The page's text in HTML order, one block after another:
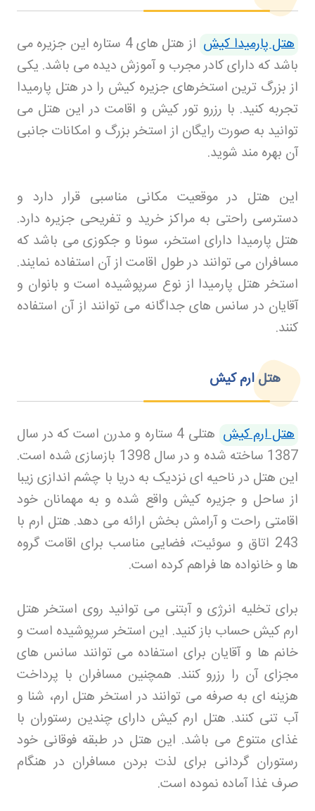
هتل پارمیدا کیش
از هتل های 4 ستاره این جزیره می
باشد که دارای کادر مجرب و آموزش دیده می باشد. یکی
از بزرگ ترین استخرهای جزیره کیش را در هتل پارمیدا
تجربه کنید. با رزرو تور کیش و اقامت در این هتل می
توانید به صورت رایگان از استخر بزرگ و امکانات جانبی
آن بهره مند شوید.
این هتل در موقعیت مکانی مناسبی قرار دارد و
دسترسی راحتی به مراکز خرید و تفریحی جزیره دارد.
هتل پارمیدا دارای استخر، سونا و جکوزی می باشد که
مسافران می توانند در طول اقامت از آن استفاده نمایند.
استخر هتل پارمیدا از نوع سرپوشیده است و بانوان و
آقایان در سانس های جداگانه می توانند از آن استفاده
کنند.
هتل ارم کیش
هتل ارم کیش
هتلی 4 ستاره و مدرن است که در سال
1387 ساخته شده و در سال 1398 بازسازی شده است.
این هتل در ناحیه ای نزدیک به دریا با چشم اندازی زیبا
از ساحل و جزیره کیش واقع شده و به مهمانان خود
اقامتی راحت و آرامش بخش ارائه می دهد. هتل ارم با
243 اتاق و سوئیت، فضایی مناسب برای اقامت گروه
ها و خانواده ها فراهم کرده است.
برای تخلیه انرژی و آبتنی می توانید روی استخر هتل
ارم کیش حساب باز کنید. این استخر سرپوشیده است و
خانم ها و آقایان برای استفاده می توانند سانس های
مجزای آن را رزرو کنند. همچنین مسافران با پرداخت
هزینه ای به صرفه می توانند در استخر هتل ارم، شنا و
آب تنی کنند. هتل ارم کیش دارای چندین رستوران با
غذای متنوع می باشد. این هتل در طبقه فوقانی خود
رستوران گردانی برای لذت بردن مسافران در هنگام
صرف غذا آماده نموده است.